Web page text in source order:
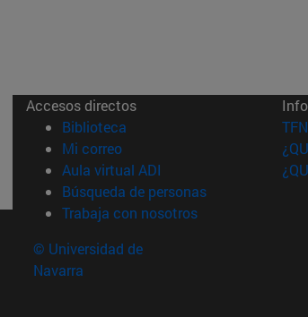
Accesos directos
Biblioteca (abre en nueva ventana)
Mi correo(abre en nueva ventana)
Aula virtual ADI (abre en nueva
Búsqueda de personas(abre en nueva
Trabaja con nosotros(abre en nueva
© Universidad de
Navarra